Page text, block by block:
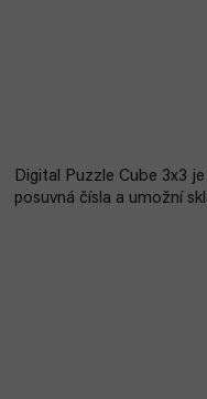
Digital Puzzle Cube 3x3
posuvná čísla a umožní